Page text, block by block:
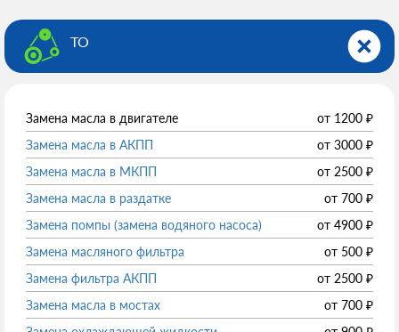
ТО
Замена масла в двигателе от 1200 ₽
Замена масла в АКПП
от 3000 ₽
Замена масла в МКПП
от 2500 ₽
Замена масла в раздатке
от 700 ₽
Замена помпы (замена водяного насоса)
от 4900 ₽
Замена масляного фильтра
от 500 ₽
Замена фильтра АКПП
от 2500 ₽
Замена масла в мостах
от 700 ₽